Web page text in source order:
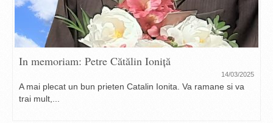
In memoriam: Petre Cătălin Ioniță
14/03/2025
A mai plecat un bun prieten Catalin Ionita. Va ramane si va
trai mult,...